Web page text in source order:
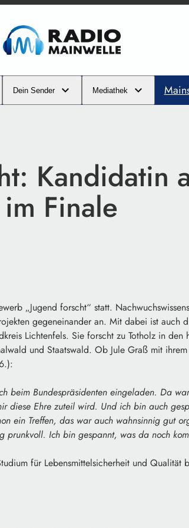
Dein Sender Mediathek
Kandidatin
Finale
„Jugend forscht“ statt.
gegeneinander an. Mit dabei ist auch
Lichtenfels. Sie forscht zu Totholz in
und Staatswald. Ob Jule Graß mit
beim Bundespräsidenten eingeladen. Da
diese Ehre zuteil wird. Und ich bin auch
ein Treffen, das war auch wahnsinnig gut
Ich bin gespannt, was da noch
für Lebensmittelsicherheit und Qualität